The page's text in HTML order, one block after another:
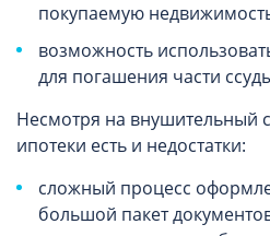
покупаемую
возможность
для погашения части
Несмотря на внушительный
ипотеки есть и недостатки:
сложный процесс
большой пакет